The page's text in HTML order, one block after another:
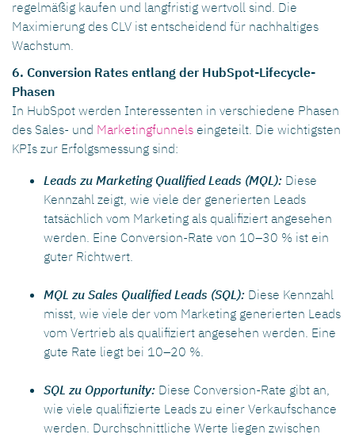
regelmäßig kaufen und langfristig wertvoll sind. Die
Maximierung des CLV ist entscheidend für nachhaltiges
Wachstum.
6. Conversion Rates entlang der HubSpot-Lifecycle-
Phasen
In HubSpot werden Interessenten in verschiedene Phasen
des Sales- und Marketingfunnels eingeteilt. Die wichtigsten
KPIs zur Erfolgsmessung sind:
Leads zu Marketing Qualified Leads (MQL): Diese
Kennzahl zeigt, wie viele der generierten Leads
tatsächlich vom Marketing als qualifiziert angesehen
werden. Eine Conversion-Rate von 10–30 % ist ein
guter Richtwert.
MQL zu Sales Qualified Leads (SQL): Diese Kennzahl
misst, wie viele der vom Marketing generierten Leads
vom Vertrieb als qualifiziert angesehen werden. Eine
gute Rate liegt bei 10–20 %.
SQL zu Opportunity: Diese Conversion-Rate gibt an,
wie viele qualifizierte Leads zu einer Verkaufschance
werden. Durchschnittliche Werte liegen zwischen